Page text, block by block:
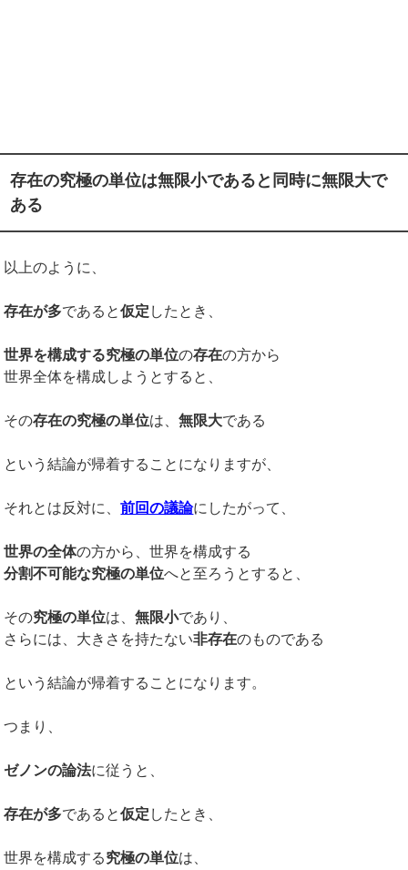
存在の究極の単位は無限小であると同時に無限大で
ある
以上のように、
存在が多であると仮定 したとき、
世界を構成する究極の単位の存在の方から
世界全体を構成しようとすると、
その存在の究極の単位は、無限大である
という結論が帰着することになりますが、
それとは反対に、前回の議論にしたがって、
世界の全体の方から、世界を構成する
分割不可能な究極の単位へと至ろうとすると、
その究極の単位は、無限小であり、
さらには、大きさを持たない非存在のものである
という結論が帰着することになります。
つまり、
ゼノンの論法に従うと、
存在が多であると仮定 したとき、
世界を構成する究極の単位は、